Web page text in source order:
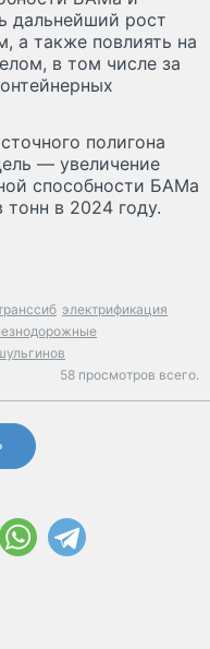
дальнейший рост
а также повлиять на
в том числе за
полигона
— увеличение
способности БАМа
в 2024 году.
электрификация
58 просмотров всего.